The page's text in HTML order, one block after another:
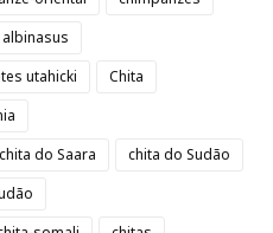
utahicki
Chita
chita do Saara
chita do Sudão